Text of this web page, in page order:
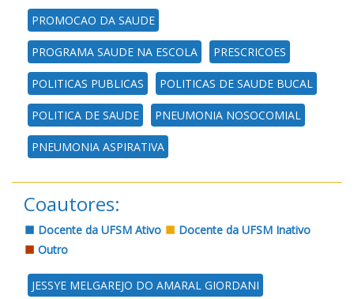
PROMOCAO DA SAUDE
PROGRAMA SAUDE NA ESCOLA PRESCRICOES
POLITICAS PUBLICAS POLITICAS DE SAUDE BUCAL
POLITICA DE SAUDE PNEUMONIA NOSOCOMIAL
PNEUMONIA ASPIRATIVA
Coautores:
Docente da UFSM Ativo
Docente da UFSM Inativo
Outro
JESSYE MELGAREJO DO AMARAL GIORDANI